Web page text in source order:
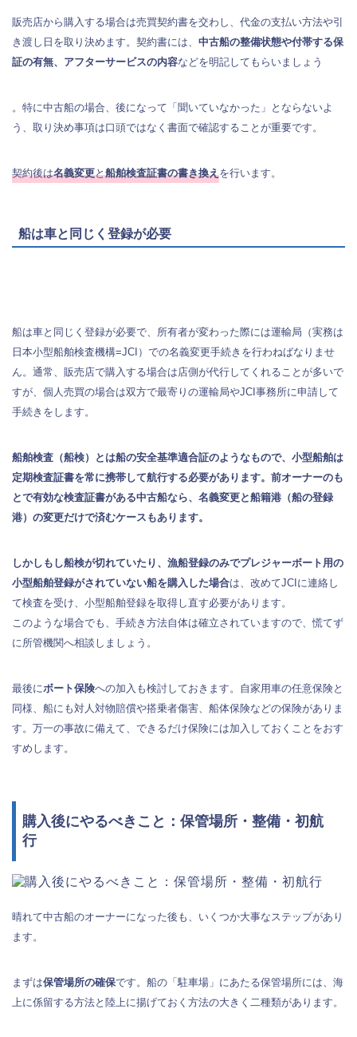
販売店から購入する場合は売買契約書を交わし、代金の支払い方法や引
き渡し日を取り決めます。契約書には、 中古船の整備状態や付帯する保
証の有無、アフターサービスの内容などを明記してもらいましょう
。特に中古船の場合、後になって「聞いていなかった」とならないよ
う、取り決め事項は口頭ではなく書面で確認することが重要です。
契約後は名義変更と船舶検査証書の書き換えを行います。
船は車と同じく登録が必要
船は車と同じく登録が必要で、所有者が変わった際には運輸局（実務は
日本小型船舶検査機構=JCI）での名義変更手続きを行わねばなりませ
ん。通常、販売店で購入する場合は店側が代行してくれることが多いで
すが、個人売買の場合は双方で最寄りの運輸局やJCI事務所に申請して
手続きをします。
船舶検査（船検）とは船の安全基準適合証のようなもので、小型船舶は
定期検査証書を常に携帯して航行する必要があります。前オーナーのも
とで有効な検査証書がある中古船なら、名義変更と船籍港（船の登録
港）の変更だけで済むケースもあります。
しかしもし船検が切れていたり、漁船登録のみでプレジャーボート用の
小型船舶登録がされていない船を購入した場合は、改めてJCIに連絡し
て検査を受け、小型船舶登録を取得し直す必要があります。
このような場合でも、手続き方法自体は確立されていますので、慌てず
に所管機関へ相談しましょう。
最後にボート保険への加入も検討しておきます。自家用車の任意保険と
同様、船にも対人対物賠償や搭乗者傷害、船体保険などの保険がありま
す。万一の事故に備えて、できるだけ保険には加入しておくことをおす
すめします。
購入後にやるべきこと：保管場所・整備・初航
行
晴れて中古船のオーナーになった後も、いくつか大事なステップがあり
ます。
まずは保管場所の確保です。船の「駐車場」にあたる保管場所には、海
上に係留する方法と陸上に揚げておく方法の大きく二種類があります。